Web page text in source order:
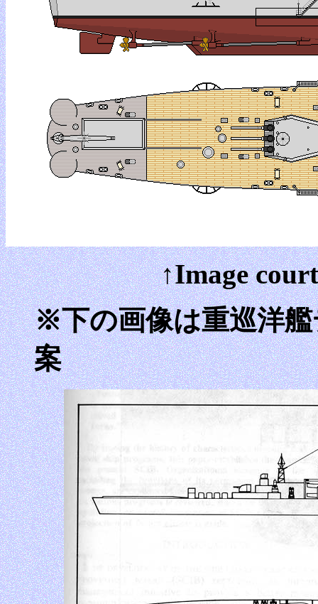
↑Image
※下の画像は重巡洋
案